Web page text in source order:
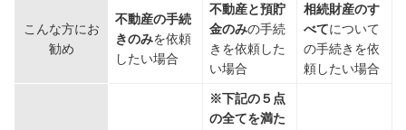
こんな方にお
勧め
不動産の手続
きのみを依頼
したい場合
不動産と預貯
金のみの手続
きを依頼した
い場合
相続財産のす
べてについて
の手続きを依
頼したい場合
※下記の５点
の全てを満た